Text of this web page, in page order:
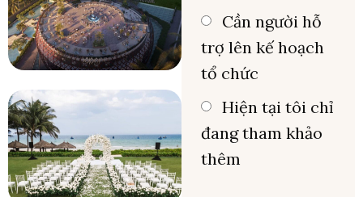
Cần người hỗ
trợ lên kế hoạch
tổ chức
Hiện tại tôi chỉ
đang tham khảo
thêm